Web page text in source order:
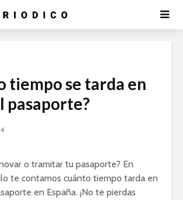
tiempo se tarda en
pasaporte?
o tramitar tu pasaporte? En
te contamos cuánto tiempo tarda en
en España. ¡No te pierdas